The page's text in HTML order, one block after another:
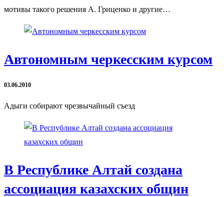
мотивы такого решения А. Гриценко и другие…
Автономным черкесским курсом
03.06.2010
Адыги собирают чрезвычайный съезд
В Республике Алтай создана
ассоциация казахских общин